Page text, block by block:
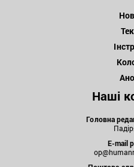
Наші
Головна
E-mail